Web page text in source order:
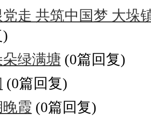
走 共筑中国梦 大垛
绿满塘 (0篇回复)
(0篇回复)
霞 (0篇回复)